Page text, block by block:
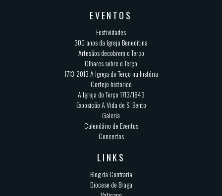
EVENTOS
Festividades
300 anos da Igreja Beneditina
Artesãos decobrem o Terço
Olhares sobre o Terço
1713-2013 A Igreja do Terço na história
Cortejo histórico
A Igreja do Terço 1713/1843
Exposição A Vida de S. Bento
Galeria
Calendário de Eventos
Concertos
LINKS
Blog da Confraria
Diocese de Braga